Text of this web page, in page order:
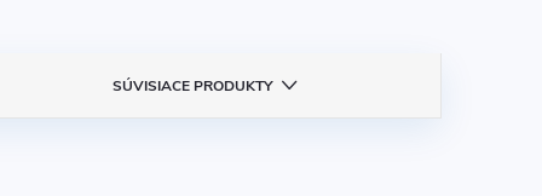
SÚVISIACE PRODUKTY